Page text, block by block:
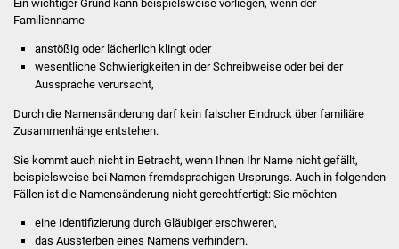
Bürger & Service
Was erledige ich wo
Lebenslagen
Formulare
Ein wichtiger Grund kann beispielsweise vorliegen, wenn der
Familienname
anstößig oder lächerlich klingt oder
wesentliche Schwierigkeiten in der Schreibweise oder bei der
Aussprache verursacht,
Durch die Namensänderung darf kein falscher Eindruck über familiäre
Zusammenhänge entstehen.
Sie kommt auch nicht in Betracht, wenn Ihnen Ihr Name nicht gefällt,
beispielsweise bei Namen fremdsprachigen Ursprungs. Auch in folgenden
Fällen ist die Namensänderung nicht gerechtfertigt: Sie möchten
eine Identifizierung durch Gläubiger erschweren,
das Aussterben eines Namens verhindern.